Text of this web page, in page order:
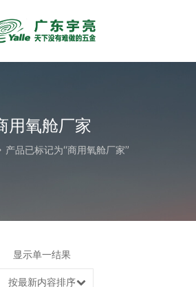
用氧舱厂家
产品已标记为“商用氧舱厂家”
显示单一结果
按最新内容排序